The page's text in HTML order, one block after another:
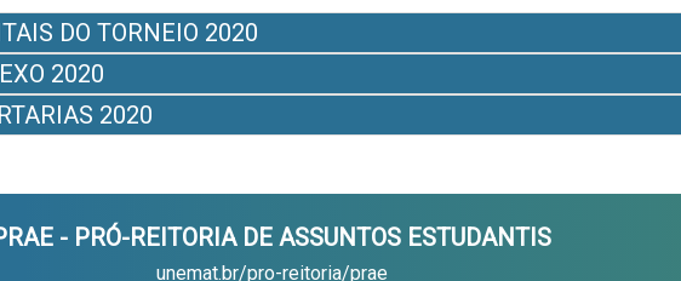
DO TORNEIO 2020
2020
2020
- PRÓ-REITORIA DE ASSUNTOS ESTUDANTIS
unemat.br/pro-reitoria/prae